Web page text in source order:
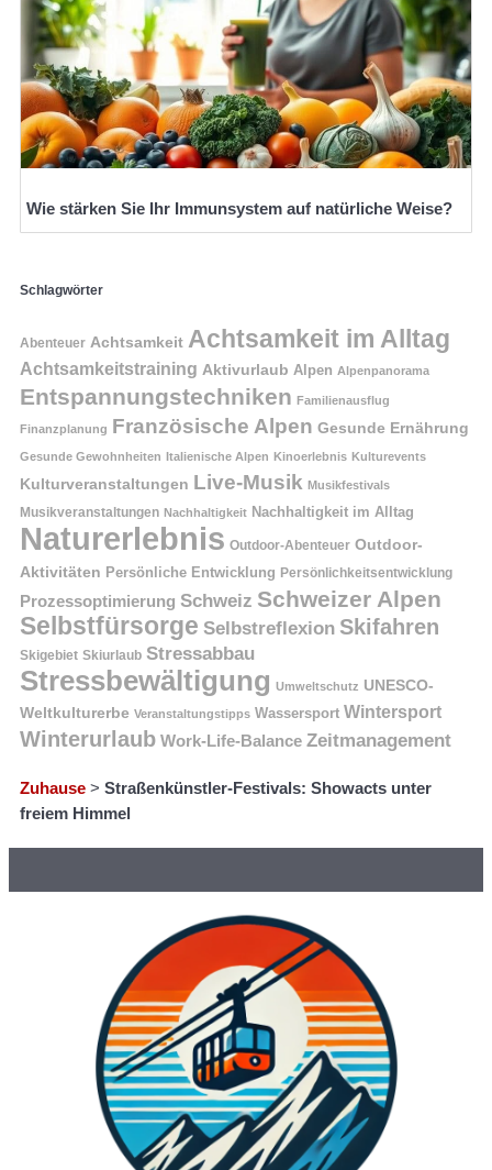
Wie stärken Sie Ihr Immunsystem auf natürliche Weise?
Schlagwörter
Abenteuer Achtsamkeit Achtsamkeit im Alltag
Achtsamkeitstraining Aktivurlaub Alpen Alpenpanorama
Entspannungstechniken Familienausflug
Finanzplanung Französische Alpen Gesunde Ernährung
Gesunde Gewohnheiten Italienische Alpen Kinoerlebnis Kulturevents
Kulturveranstaltungen Live-Musik Musikfestivals
Musikveranstaltungen Nachhaltigkeit Nachhaltigkeit im Alltag
Naturerlebnis Outdoor-Abenteuer Outdoor-
Aktivitäten Persönliche Entwicklung Persönlichkeitsentwicklung
Prozessoptimierung Schweiz Schweizer Alpen
Selbstfürsorge Selbstreflexion Skifahren
Skigebiet Skiurlaub Stressabbau
Stressbewältigung Umweltschutz UNESCO-
Weltkulturerbe Veranstaltungstipps Wassersport Wintersport
Winterurlaub Work-Life-Balance Zeitmanagement
Zuhause > Straßenkünstler-Festivals: Showacts unter
freiem Himmel